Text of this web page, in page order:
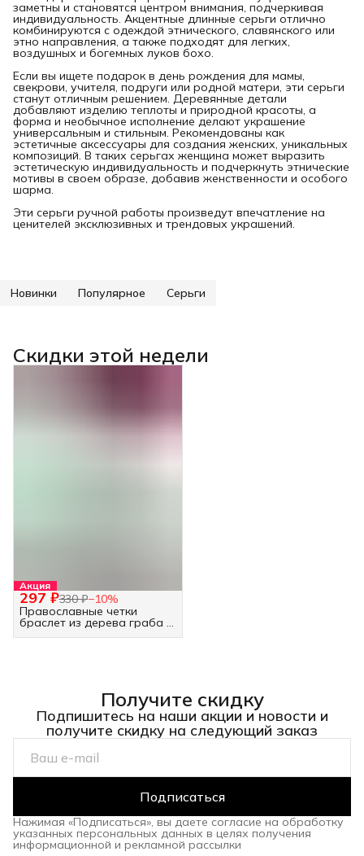
заметны и становятся центром внимания, подчеркивая
индивидуальность. Акцентные длинные серьги отлично
комбинируются с одеждой этнического, славянского или
этно направления, а также подходят для легких,
воздушных и богемных луков бохо.
Если вы ищете подарок в день рождения для мамы,
свекрови, учителя, подруги или родной матери, эти серьги
станут отличным решением. Деревянные детали
добавляют изделию теплоты и природной красоты, а
форма и необычное исполнение делают украшение
универсальным и стильным. Рекомендованы как
эстетичные аксессуары для создания женских, уникальных
композиций. В таких серьгах женщина может выразить
эстетическую индивидуальность и подчеркнуть этнические
мотивы в своем образе, добавив женственности и особого
шарма.
Эти серьги ручной работы произведут впечатление на
ценителей эксклюзивных и трендовых украшений.
Новинки Популярное Серьги
Скидки этой недели
Акция
297 ₽330 ₽−10%
Православные четки
браслет из дерева граба -
Получите скидку
Подпишитесь на наши акции и новости и
получите скидку на следующий заказ
Подписаться
Нажимая «Подписаться», вы даете согласие на обработку
указанных персональных данных в целях получения
информационной и рекламной рассылки